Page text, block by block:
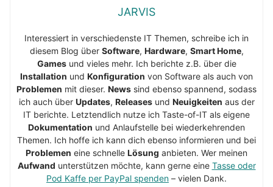
JARVIS
Interessiert in verschiedenste IT Themen, schreibe ich in
diesem Blog über Software, Hardware, Smart Home,
Gamesund vieles mehr. Ich berichte z.B. über die
Installation und Konfiguration von Software als auch von
Problemen mit dieser. News sind ebenso spannend, sodass
ich auch über Updates, Releasesund Neuigkeiten aus der
IT berichte. Letztendlich nutze ich Taste-of-IT als eigene
Dokumentation und Anlaufstelle bei wiederkehrenden
Themen. Ich hoffe ich kann dich ebenso informieren und bei
Problemen eine schnelle Lösung anbieten. Wer meinen
Aufwand unterstützen möchte, kann gerne eine Tasse oder
Pod Kaffe per PayPal spenden – vielen Dank.